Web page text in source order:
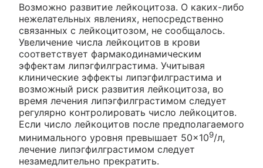
Возможно развитие лейкоцитоза. О каких-либо
нежелательных явлениях, непосредственно
связанных с лейкоцитозом, не сообщалось.
Увеличение числа лейкоцитов в крови
соответствует фармакодинамическим
эффектам липэгфилграстима. Учитывая
клинические эффекты липэгфилграстима и
возможный риск развития лейкоцитоза, во
время лечения липэгфилграстимом следует
регулярно контролировать число лейкоцитов.
Если число лейкоцитов после предполагаемого
минимального уровня превышает 50×109/л,
лечение липэгфилграстимом следует
незамедлительно прекратить.